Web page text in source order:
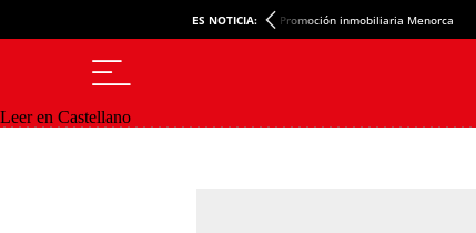
ES NOTICIA: Promoción inmobiliaria Menorca
Leer en Castellano